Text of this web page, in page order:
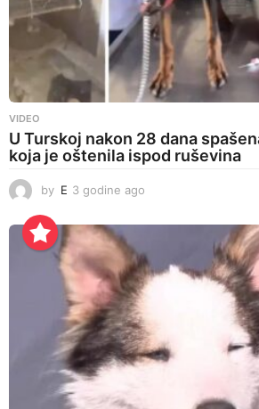
VIDEO
U Turskoj nakon 28 dana
koja je oštenila ispod ruševina
by E 3 godine ago
o
i
n
e
o